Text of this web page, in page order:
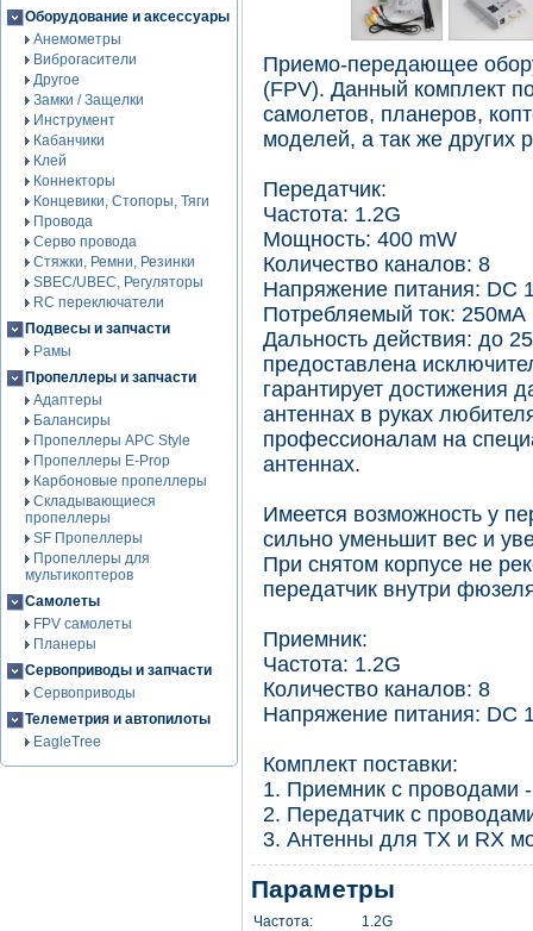
Оборудование и аксессуары
Анемометры
Виброгасители
Другое
Замки / Защелки
Инструмент
Кабанчики
Клей
Коннекторы
Концевики, Стопоры, Тяги
Провода
Серво провода
Стяжки, Ремни, Резинки
SBEC/UBEC, Регуляторы
RC переключатели
Подвесы и запчасти
Рамы
Пропеллеры и запчасти
Адаптеры
Балансиры
Пропеллеры APC Style
Пропеллеры E-Prop
Карбоновые пропеллеры
Складывающиеся
пропеллеры
SF Пропеллеры
Пропеллеры для
мультикоптеров
Самолеты
FPV самолеты
Планеры
Сервоприводы и запчасти
Сервоприводы
Телеметрия и автопилоты
EagleTree
Приемо-передающее
(FPV). Данный комплект
самолетов, планеров,
моделей, а так же других
Передатчик:
Частота: 1.2G
Мощность: 400 mW
Количество каналов: 8
Напряжение питания: DC
Потребляемый ток: 250мА
Дальность действия: до
предоставлена
гарантирует достижения
антеннах в руках
профессионалам на
антеннах.
Имеется возможность у
сильно уменьшит вес и
При снятом корпусе не
передатчик внутри
Приемник:
Частота: 1.2G
Количество каналов: 8
Напряжение питания: DC
Комплект поставки:
1. Приемник с проводами
2. Передатчик с
3. Антенны для TX и RX
Параметры
Частота:
1.2G